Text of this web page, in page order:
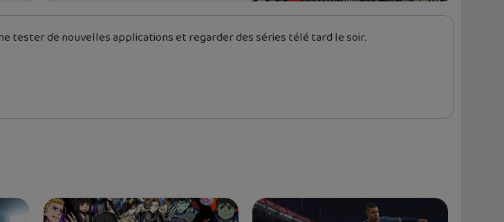
tester de nouvelles applications et regarder des séries télé tard le soir.